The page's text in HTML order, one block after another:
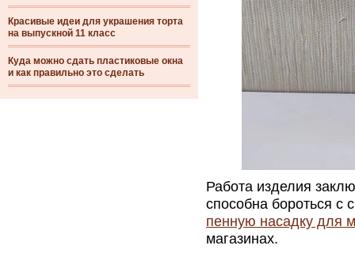
Красивые идеи для украшения торта
на выпускной 11 класс
Куда можно сдать пластиковые окна
и как правильно это сделать
Работа изделия
способна бороться с
пенную насадку для
магазинах.